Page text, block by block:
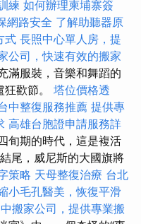
練 如何辦理柬埔寨簽
網路安全 了解助聽器原
式 長照中心單人房，提
公司，快速有效的搬家
滿服裝，音樂和舞蹈的
歡節。 塔位價格透
中整復服務推薦 提供專
高雄台胞證申請服務詳
旬期的時代，這是複活
尾，威尼斯的大國旗將
策略 天母整復治療 台北
小毛孔醫美，恢復平滑
搬家公司，提供專業搬